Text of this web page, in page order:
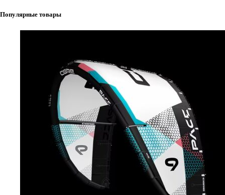
Популярные товары